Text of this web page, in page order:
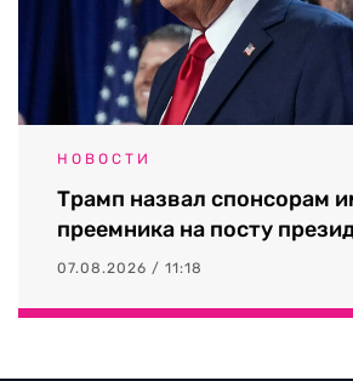
НОВОСТИ
Трамп назвал спонсорам
преемника на посту
07.08.2026 / 11:18